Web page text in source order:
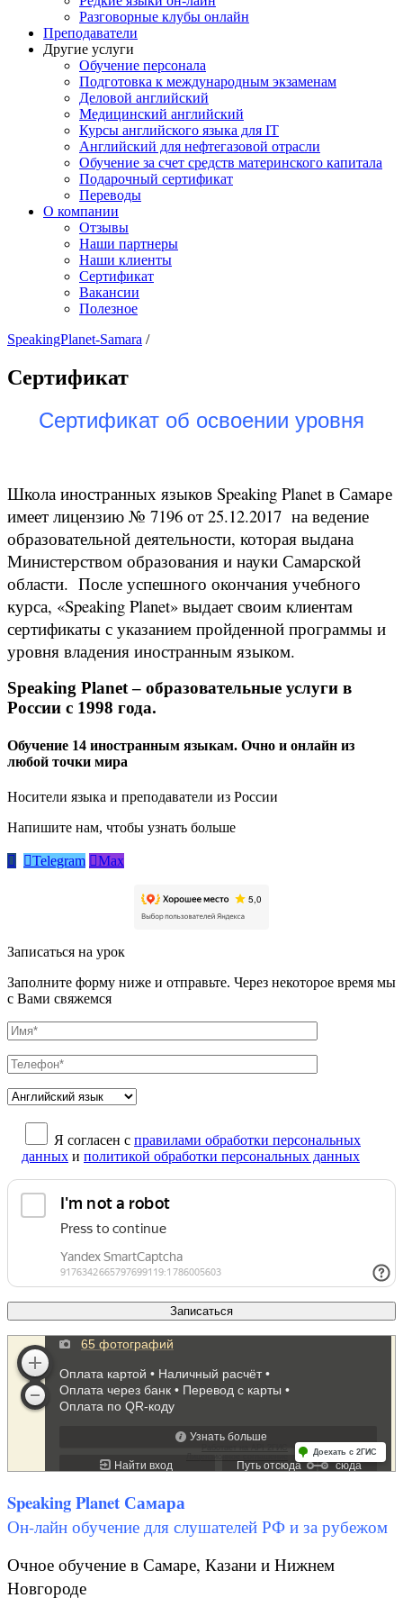
Разговорные клубы онлайн
Преподаватели
Другие услуги
Обучение персонала
Подготовка к международным экзаменам
Деловой английский
Медицинский английский
Курсы английского языка для IT
Английский для нефтегазовой отрасли
Обучение за счет средств материнского капитала
Подарочный сертификат
Переводы
О компании
Отзывы
Наши партнеры
Наши клиенты
Сертификат
Вакансии
Полезное
SpeakingPlanet-Samara /
Сертификат
Сертификат об освоении уровня
Школа иностранных языков Speaking Planet в Самаре
имеет лицензию № 7196 от 25.12.2017 на ведение
образовательной деятельности, которая выдана
Министерством образования и науки Самарской
области. После успешного окончания учебного
курса, «Speaking Planet» выдает своим клиентам
сертификаты с указанием пройденной программы и
уровня владения иностранным языком.
Speaking Planet – образовательные услуги в
России с 1998 года.
Обучение 14 иностранным языкам. Очно и онлайн из
любой точки мира
Носители языка и преподаватели из России
Напишите нам, чтобы узнать больше
 Telegram Max
Записаться на урок
Заполните форму ниже и отправьте. Через некоторое время мы
с Вами свяжемся
Я согласен с правилами обработки персональных
данных и политикой обработки персональных данных
Speaking Planet Самара
Он-лайн обучение для слушателей РФ и за рубежом
Очное обучение в Самаре, Казани и Нижнем
Новгороде